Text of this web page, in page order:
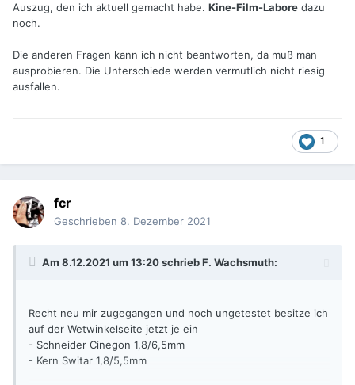
Auszug, den ich aktuell gemacht habe. Kine-Film-Labore dazu
noch.
Die anderen Fragen kann ich nicht beantworten, da muß man
ausprobieren. Die Unterschiede werden vermutlich nicht riesig
ausfallen.
1
fcr
Geschrieben 8. Dezember 2021
Am 8.12.2021 um 13:20 schriebF. Wachsmuth:
Recht neu mir zugegangen und noch ungetestet besitze ich
auf der Wetwinkelseite jetzt je ein
- Schneider Cinegon 1,8/6,5mm
- Kern Switar 1,8/5,5mm